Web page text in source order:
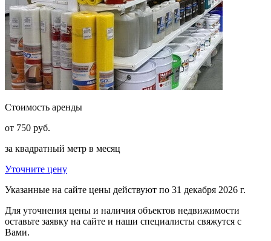
Стоимость аренды
от 750 руб.
за квадратный метр в месяц
Уточните цену
Указанные на сайте цены действуют по 31 декабря 2026 г.
Для уточнения цены и наличия объектов недвижимости
оставьте заявку на сайте и наши специалисты свяжутся с
Вами.